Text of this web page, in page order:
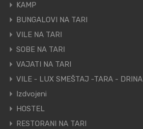
KAMP
BUNGALOVI NA TARI
VILE NA TARI
SOBE NA TARI
VAJATI NA TARI
VILE - LUX SMEŠTAJ -TARA - DRINA
Izdvojeni
HOSTEL
RESTORANI NA TARI